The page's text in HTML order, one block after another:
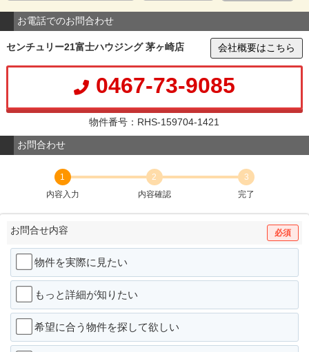
お電話でのお問合わせ
センチュリー21富士ハウジング 茅ヶ崎店 会社概要はこちら
0467-73-9085
物件番号：RHS-159704-1421
お問合わせ
1
内容入力
2
内容確認
3
完了
お問合せ内容 必須
物件を実際に見たい
もっと詳細が知りたい
希望に合う物件を探して欲しい